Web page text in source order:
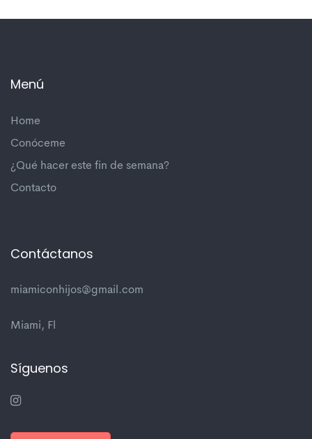
Menú
Home
Conóceme
¿Qué hacer este fin de semana?
Contacto
Contáctanos
miamiconhijos@gmail.com
Miami, Fl
Síguenos